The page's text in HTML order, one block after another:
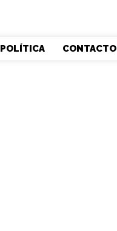
POLÍTICA CONTACTO